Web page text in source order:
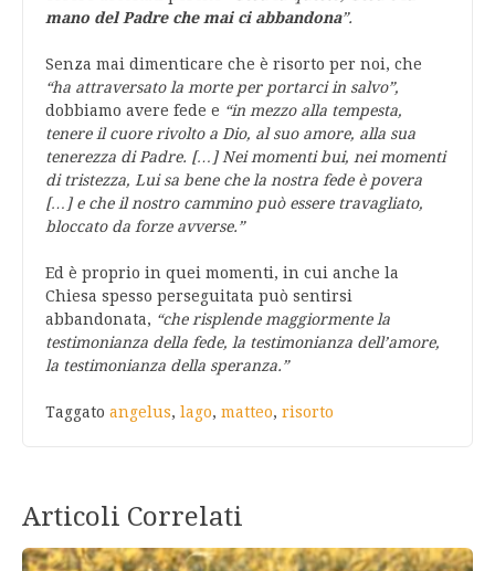
mano del Padre che mai ci abbandona”.
Senza mai dimenticare che è risorto per noi, che
“ha attraversato la morte per portarci in salvo”,
dobbiamo avere fede e “in mezzo alla tempesta,
tenere il cuore rivolto a Dio, al suo amore, alla sua
tenerezza di Padre. […] Nei momenti bui, nei momenti
di tristezza, Lui sa bene che la nostra fede è povera
[…] e che il nostro cammino può essere travagliato,
bloccato da forze avverse.”
Ed è proprio in quei momenti, in cui anche la
Chiesa spesso perseguitata può sentirsi
abbandonata, “che risplende maggiormente la
testimonianza della fede, la testimonianza dell’amore,
la testimonianza della speranza.”
Taggato angelus, lago, matteo, risorto
Articoli Correlati